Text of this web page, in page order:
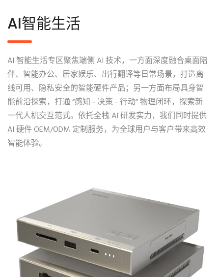
AI智能生活
AI 智能生活专区聚焦端侧 AI 技术，一方面深度融合桌面陪
伴、智能办公、居家娱乐、出行翻译等日常场景，打造离
线可用、隐私安全的智能硬件产品；另一方面布局具身智
能前沿探索，打通 “感知 - 决策 - 行动” 物理闭环，探索新
一代人机交互范式。依托全栈 AI 研发实力，我们同时提供
AI 硬件 OEM/ODM 定制服务，为全球用户与客户带来高效
智能体验。